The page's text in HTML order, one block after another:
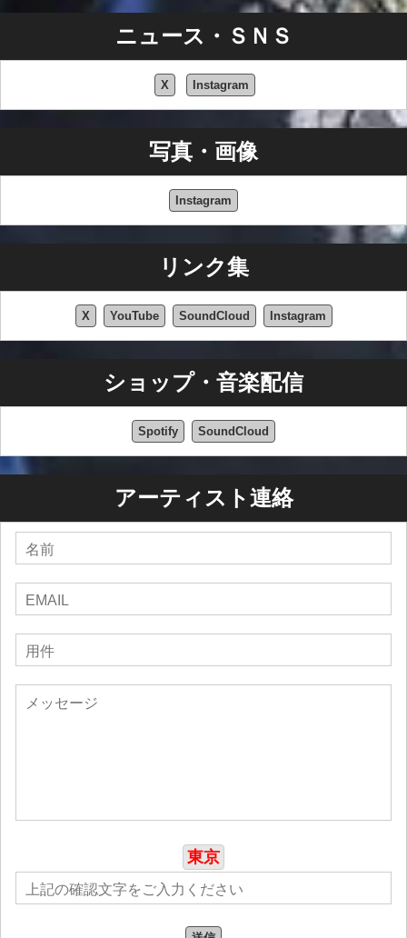
ニュース・ＳＮＳ
X Instagram
写真・画像
Instagram
リンク集
X YouTube SoundCloud Instagram
ショップ・音楽配信
Spotify SoundCloud
アーティスト連絡
東京